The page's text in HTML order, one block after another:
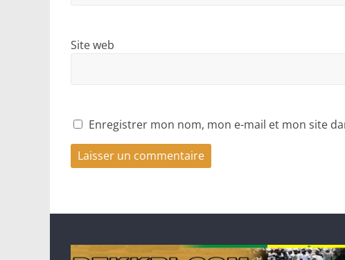
Site web
Enregistrer mon nom, mon e-mail et mon site